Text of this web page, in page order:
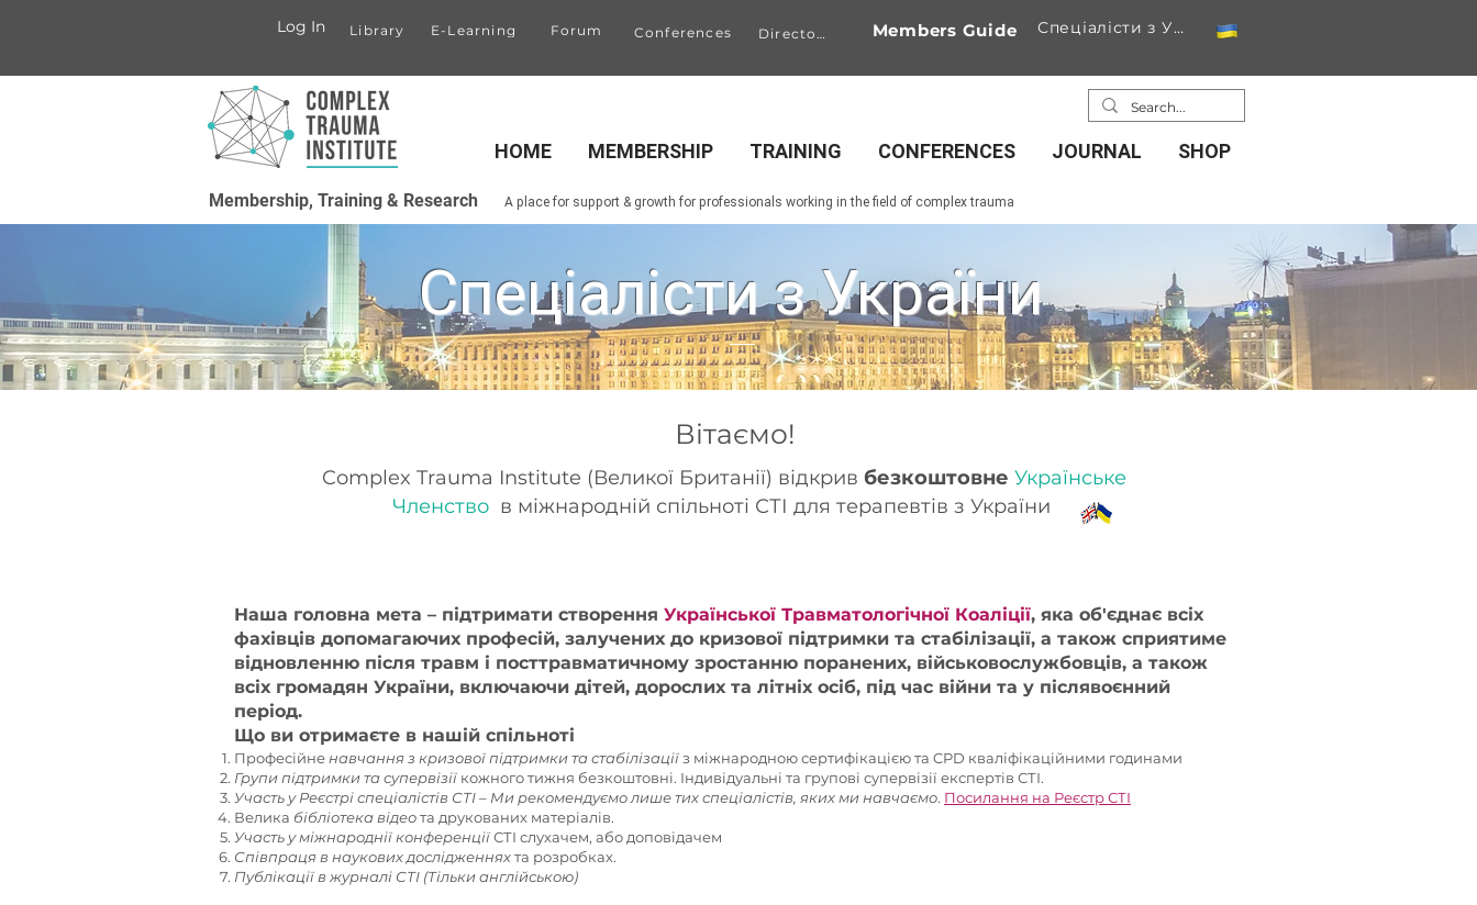
Log In Library E-Learning Forum Conferences Directory Members Guide Спеціалісти з України
HOME MEMBERSHIP TRAINING CONFERENCES JOURNAL SHOP
Membership, Training & Research A place for support & growth for professionals working in the field of complex trauma
Спеціалісти з України
Вітаємо!
Complex Trauma Institute (Великої Британії) відкрив безкоштовне Українське
Членство в міжнародній спільноті СТІ для терапевтів з України
Наша головна мета – підтримати створення Української Травматологічної Коаліції, яка об'єднає всіх
фахівців допомагаючих професій, залучених до кризової підтримки та стабілізації, а також сприятиме
відновленню після травм і посттравматичному зростанню поранених, військовослужбовців, а також
всіх громадян України, включаючи дітей, дорослих та літніх осіб, під час війни та у післявоєнний
період.
Що ви отримаєте в нашій спільноті
Професійне навчання з кризової підтримки та стабілізаціїз міжнародною сертифікацією та CPD кваліфікаційними годинами
Групи підтримки та супервізії кожного тижня безкоштовні. Індивідуальні та групові супервізії експертів СТІ.
Участь у Реєстрі спеціалістів СТІ– Ми рекомендуємо лише тих спеціалістів, яких ми навчаємо. Посилання на Реєстр СТІ
Велика бібліотека відеота друкованих матеріалів.
Участь у міжнароднії конференціїСТІ слухачем, або доповідачем
Співпраця в наукових дослідженняхта розробках.
Публікації в журналі СТІ (Тільки англійською)